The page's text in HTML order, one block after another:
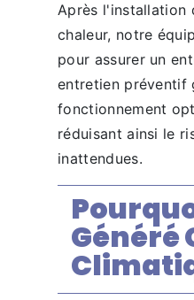
Après l'installation
chaleur, notre
pour assurer un
entretien préventif
fonctionnement
réduisant ainsi le
inattendues.
Généré